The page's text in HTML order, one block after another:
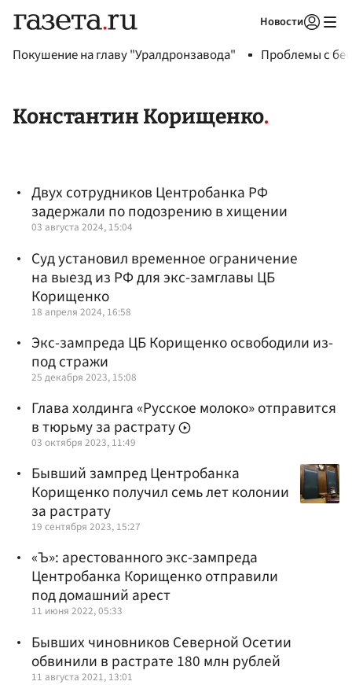
Новости
Покушение на главу "Уралдронзавода" Проблемы с
Константин Корищенко
Двух сотрудников Центробанка РФ
задержали по подозрению в хищении
03 августа 2024, 15:04
Суд установил временное ограничение
на выезд из РФ для экс-замглавы ЦБ
Корищенко
18 апреля 2024, 16:58
Экс-зампреда ЦБ Корищенко освободили из-
под стражи
25 декабря 2023, 15:08
Глава холдинга «Русское молоко» отправится
в тюрьму за растрату
03 октября 2023, 11:49
Бывший зампред Центробанка
Корищенко получил семь лет колонии
за растрату
19 сентября 2023, 15:27
«Ъ»: арестованного экс-зампреда
Центробанка Корищенко отправили
под домашний арест
11 июня 2022, 05:33
Бывших чиновников Северной Осетии
обвинили в растрате 180 млн рублей
11 августа 2021, 13:01